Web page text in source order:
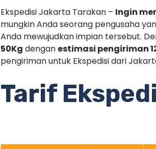
Ekspedisi Jakarta Tarakan – Ingin
mungkin Anda seorang pengusaha
Anda mewujudkan impian tersebut.
50Kg dengan estimasi pengiriman
pengiriman untuk Ekspedisi dari
Tarif